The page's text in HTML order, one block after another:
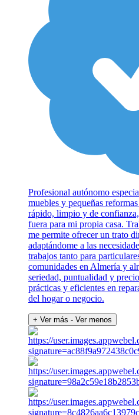
Profesional autónomo
muebles y pequeñas
rápido, limpio y de
fuera para mi propia casa.
me permite ofrecer un trato
adaptándome a las
trabajos tanto para
comunidades en Almería y
seriedad, puntualidad y
prácticas y eficientes en
del hogar o negocio.
+ Ver más - Ver menos